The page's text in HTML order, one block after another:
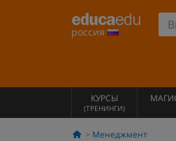
россия
КУРСЫ
(ТРЕНИНГИ)
Менеджмент